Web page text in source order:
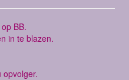
BB.
in te blazen.
opvolger.